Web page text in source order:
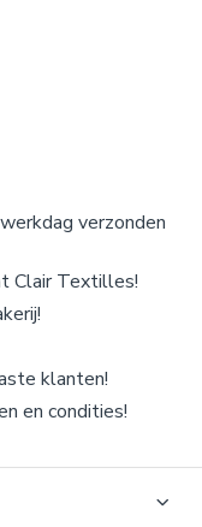
verzonden
Clair Textilles!
klanten!
en condities!